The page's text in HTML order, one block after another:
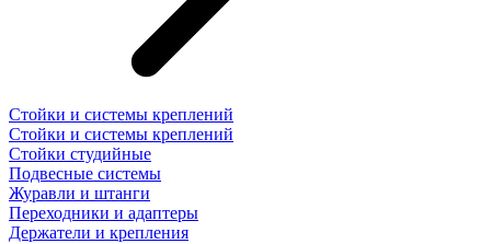
Стойки и системы креплений
Стойки и системы креплений
Стойки студийные
Подвесные системы
Журавли и штанги
Переходники и адаптеры
Держатели и крепления